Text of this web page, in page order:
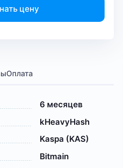
цену
Оплата
6 месяцев
kHeavyHash
Kaspa (KAS)
Bitmain